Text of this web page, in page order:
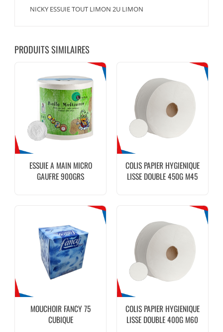
NICKY ESSUIE TOUT LIMON 2U LIMON
PRODUITS SIMILAIRES
ESSUIE A MAIN MICRO
GAUFRE 900GRS
COLIS PAPIER HYGIENIQUE
LISSE DOUBLE 450G M45
MOUCHOIR FANCY 75
CUBIQUE
COLIS PAPIER HYGIENIQUE
LISSE DOUBLE 400G M60